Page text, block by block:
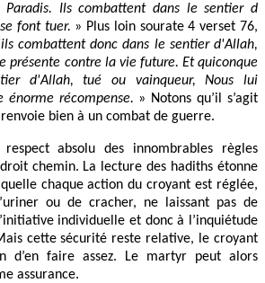
Paradis. Ils combattent dans le sentier d
font tuer. » Plus loin sourate 4 verset 76,
combattent donc dans le sentier d'Allah,
présente contre la vie future. Et quiconque
d'Allah, tué ou vainqueur, Nous lui
énorme récompense. » Notons qu’il s’agit
bien à un combat de guerre.
absolu des innombrables règles
chemin. La lecture des hadiths étonne
chaque action du croyant est réglée,
ou de cracher, ne laissant pas de
individuelle et donc à l’inquiétude
cette sécurité reste relative, le croyant
d’en faire assez. Le martyr peut alors
assurance.